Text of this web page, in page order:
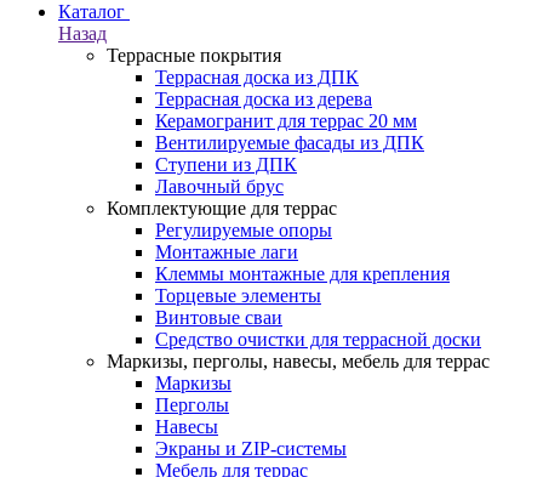
Каталог
Назад
Террасные покрытия
Террасная доска из ДПК
Террасная доска из дерева
Керамогранит для террас 20 мм
Вентилируемые фасады из ДПК
Ступени из ДПК
Лавочный брус
Комплектующие для террас
Регулируемые опоры
Монтажные лаги
Клеммы монтажные для крепления
Торцевые элементы
Винтовые сваи
Средство очистки для террасной доски
Маркизы, перголы, навесы, мебель для террас
Маркизы
Перголы
Навесы
Экраны и ZIP-системы
Мебель для террас